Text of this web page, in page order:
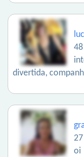
divertida,
oi